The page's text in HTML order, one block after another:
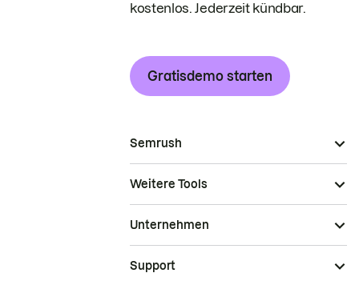
kostenlos. Jederzeit kündbar.
Gratisdemo starten
Semrush
Weitere Tools
Unternehmen
Support